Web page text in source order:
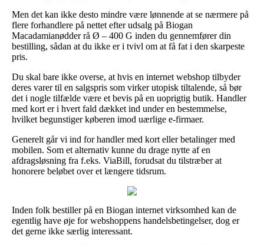
Men det kan ikke desto mindre være lønnende at se nærmere på
flere forhandlere på nettet efter udsalg på Biogan
Macadamianødder rå Ø – 400 G inden du gennemfører din
bestilling, sådan at du ikke er i tvivl om at få fat i den skarpeste
pris.
Du skal bare ikke overse, at hvis en internet webshop tilbyder
deres varer til en salgspris som virker utopisk tiltalende, så bør
det i nogle tilfælde være et bevis på en uoprigtig butik. Handler
med kort er i hvert fald dækket ind under en bestemmelse,
hvilket begunstiger køberen imod uærlige e-firmaer.
Generelt går vi ind for handler med kort eller betalinger med
mobilen. Som et alternativ kunne du drage nytte af en
afdragsløsning fra f.eks. ViaBill, forudsat du tilstræber at
honorere beløbet over et længere tidsrum.
Inden folk bestiller på en Biogan internet virksomhed kan de
egentlig have øje for webshoppens handelsbetingelser, dog er
det gerne ikke særlig interessant.